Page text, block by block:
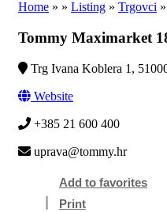
Home » » Listing » Trgovci »
Tommy Maximarket
Trg Ivana Koblera 1,
Website
+385 21 600 400
uprava@tommy.hr
Add to favorites
Print